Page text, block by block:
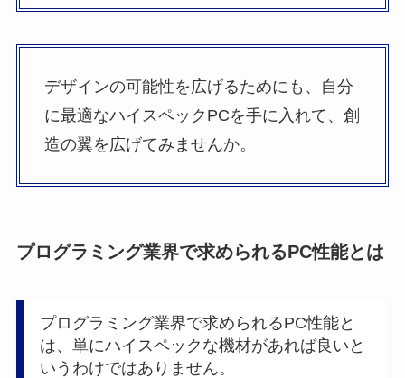
デザインの可能性を広げるためにも、自分
に最適なハイスペックPCを手に入れて、創
造の翼を広げてみませんか。
プログラミング業界で求められるPC性能とは
プログラミング業界で求められるPC性能と
は、単にハイスペックな機材があれば良いと
いうわけではありません。